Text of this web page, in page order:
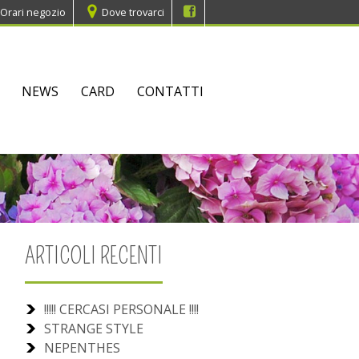
Orari negozio Dove trovarci
NEWS CARD CONTATTI
ARTICOLI RECENTI
!!!!! CERCASI PERSONALE !!!!
STRANGE STYLE
NEPENTHES